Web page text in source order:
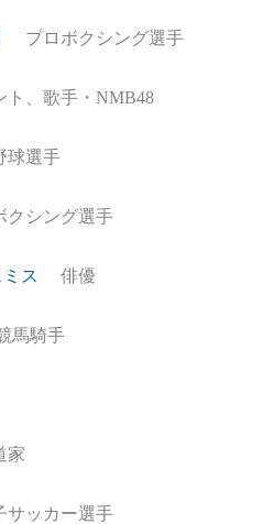
プロボクシング選手
ト、歌手・NMB48
球選手
クシング選手
ス 俳優
馬騎手
家
サッカー選手